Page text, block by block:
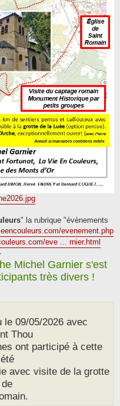
" la rubrique "évènements
evenement.php
eve ... rnier.html
Michel Garnier s'est
très divers !
le 09/05/2026 avec
Thou
ont participé à cette
avec visite de la grotte